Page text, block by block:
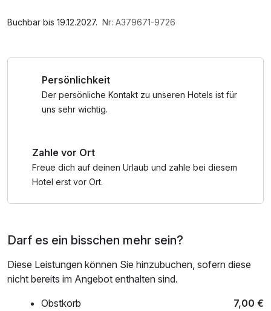
dieser Stadt verzaubern lassen.
1 Flasche Mineralwasser, Saunabenutzung, Nutzung des
Buchbar bis 19.12.2027. Nr: A379671-9726
Persönlichkeit
Der persönliche Kontakt zu unseren Hotels ist für
uns sehr wichtig.
Zahle vor Ort
Freue dich auf deinen Urlaub und zahle bei diesem
Hotel erst vor Ort.
Darf es ein bisschen mehr sein?
Diese Leistungen können Sie hinzubuchen, sofern diese
nicht bereits im Angebot enthalten sind.
Obstkorb
7,00 €